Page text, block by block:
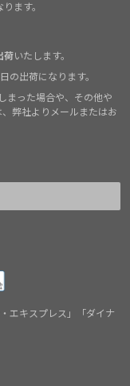
ります。
荷いたします。
の出荷になります。
まった場合や、その他や
弊社よりメールまたはお
エキスプレス」「ダイナ